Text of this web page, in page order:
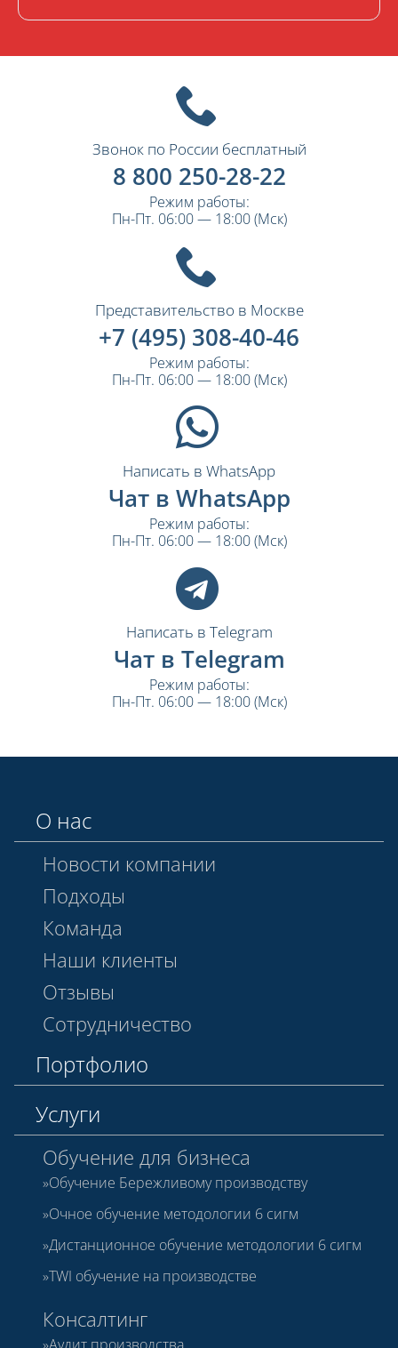
Звонок по России бесплатный
8 800 250-28-22
Режим работы:
Пн-Пт. 06:00 — 18:00 (Мск)
Представительство в Москве
+7 (495) 308-40-46
Режим работы:
Пн-Пт. 06:00 — 18:00 (Мск)
Написать в WhatsApp
Чат в WhatsApp
Режим работы:
Пн-Пт. 06:00 — 18:00 (Мск)
Написать в Telegram
Чат в Telegram
Режим работы:
Пн-Пт. 06:00 — 18:00 (Мск)
О нас
Новости компании
Подходы
Команда
Наши клиенты
Отзывы
Сотрудничество
Портфолио
Услуги
Обучение для бизнеса
Обучение Бережливому производству
Очное обучение методологии 6 сигм
Дистанционное обучение методологии 6 сигм
TWI обучение на производстве
Консалтинг